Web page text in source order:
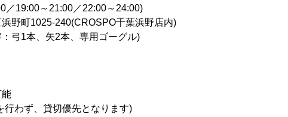
～21:00／22:00～24:00)
野町1025-240(CROSPO千葉浜野店内)
弓1本、矢2本、専用ゴーグル)
能
行わず、貸切優先となります)